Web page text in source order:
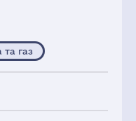
та газ